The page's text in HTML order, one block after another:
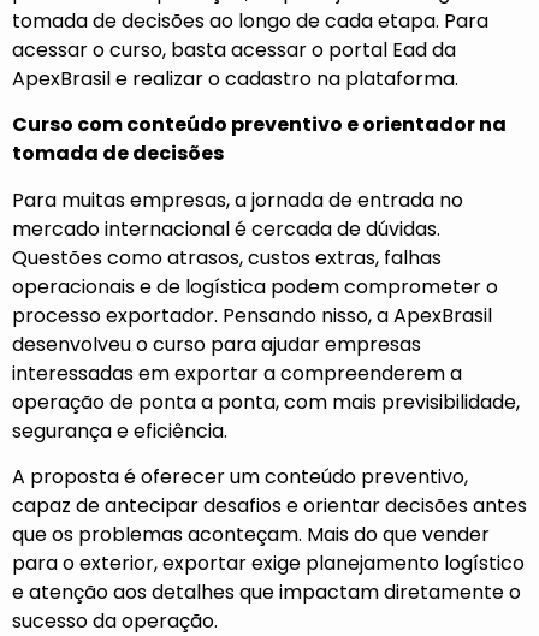
tomada de decisões ao longo de cada etapa. Para
acessar o curso, basta acessar o portal Ead da
ApexBrasile realizar o cadastro na plataforma.
Curso com conteúdo preventivo e orientador na
tomada de decisões
Para muitas empresas, a jornada de entrada no
mercado internacional é cercada de dúvidas.
Questões como atrasos, custos extras, falhas
operacionais e de logística podem comprometer o
processo exportador. Pensando nisso, a ApexBrasil
desenvolveu o curso para ajudar empresas
interessadas em exportar a compreenderem a
operação de ponta a ponta, com mais previsibilidade,
segurança e eficiência.
A proposta é oferecer um conteúdo preventivo,
capaz de antecipar desafios e orientar decisões antes
que os problemas aconteçam. Mais do que vender
para o exterior, exportar exige planejamento logístico
e atenção aos detalhes que impactam diretamente o
sucesso da operação.